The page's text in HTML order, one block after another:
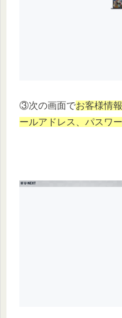
③次の画面でお客様情
ールアドレス、パスワ